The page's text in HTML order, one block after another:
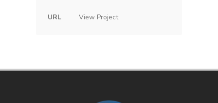
URL View Project